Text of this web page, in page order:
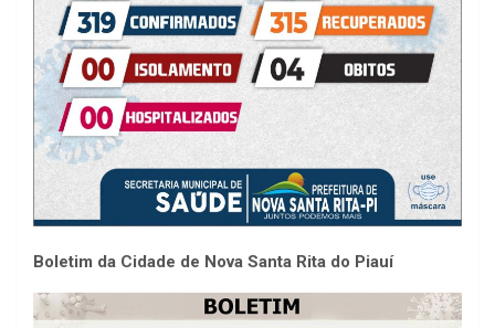
Boletim da Cidade de Nova Santa Rita do Piauí